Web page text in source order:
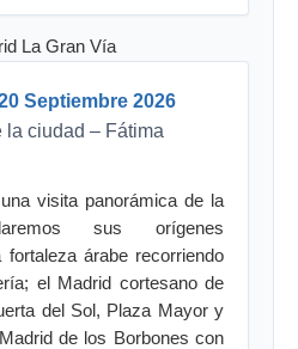
Septiembre 2026
la ciudad – Fátima
visita panorámica de la
sus orígenes
árabe recorriendo
el Madrid cortesano de
del Sol, Plaza Mayor y
de los Borbones con